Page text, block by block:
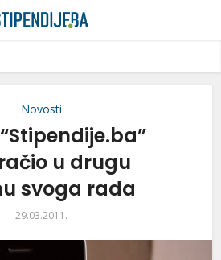
Novosti
u drugu
svoga rada
29.03.2011.